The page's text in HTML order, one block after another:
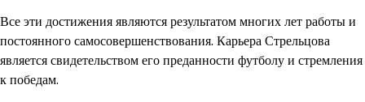
Все эти достижения являются результатом многих лет работы и
постоянного самосовершенствования. Карьера Стрельцова
является свидетельством его преданности футболу и стремления
к победам.